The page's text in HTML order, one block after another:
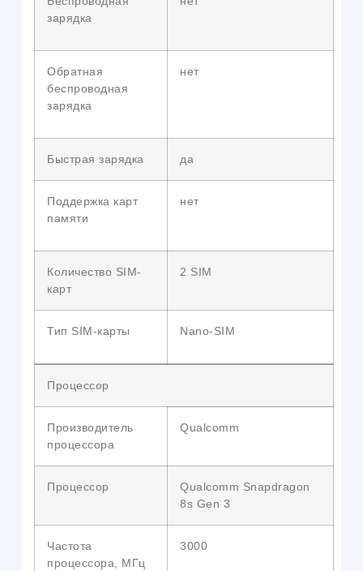
зарядка
Обратная
беспроводная
зарядка
нет
Быстрая зарядка да
Поддержка карт
памяти
нет
Количество SIM-
карт
2 SIM
Тип SIM-карты Nano-SIM
Процессор
Производитель
процессора
Qualcomm
Процессор
Qualcomm Snapdragon
8s Gen 3
Частота
процессора, МГц
3000